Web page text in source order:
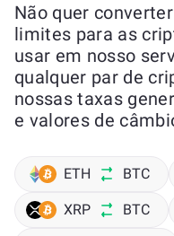
Não quer
limites para as
usar em nosso
qualquer par de
nossas taxas
e valores de
ETH BTC
XRP BTC